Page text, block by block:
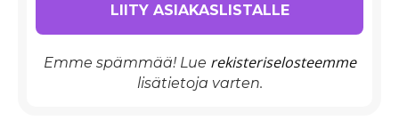
Emme spämmää! Lue rekisteriselosteemme
lisätietoja varten.